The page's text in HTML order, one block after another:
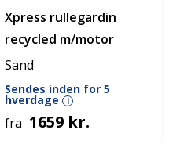
Xpress rullegardin
recycled m/motor
Sand
Sendes inden for 5
hverdage i
fra 1659 kr.